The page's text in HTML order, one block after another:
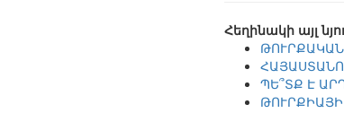
Հեղինակի այլ
ՊԵ՞ՏՔ Է